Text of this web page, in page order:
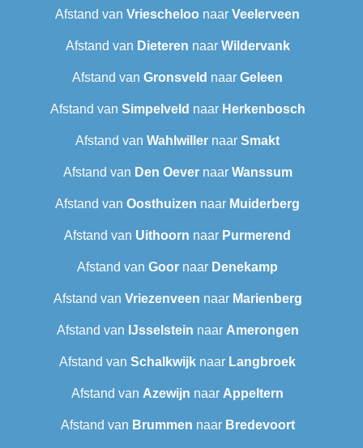
Afstand van Vriescheloo naar Veelerveen
Afstand van Dieteren naar Wildervank
Afstand van Gronsveld naar Geleen
Afstand van Simpelveld naar Herkenbosch
Afstand van Wahlwiller naar Smakt
Afstand van Den Oevernaar Wanssum
Afstand van Oosthuizen naar Muiderberg
Afstand van Uithoorn naar Purmerend
Afstand van Goor naar Denekamp
Afstand van Vriezenveen naar Marienberg
Afstand van IJsselstein naar Amerongen
Afstand van Schalkwijk naar Langbroek
Afstand van Azewijn naar Appeltern
Afstand van Brummen naar Bredevoort